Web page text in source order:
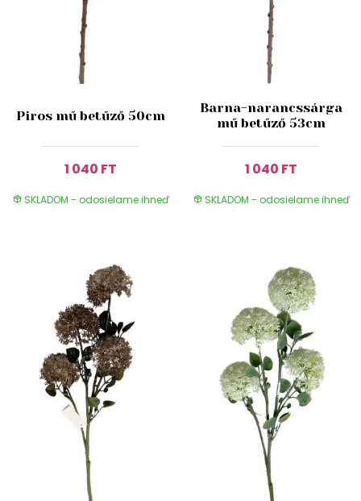
Piros mű betűző 50cm
1 040 FT
SKLADOM - odosielame ihneď
Barna-narancssárga
mű betűző 53cm
1 040 FT
SKLADOM - odosielame ihneď